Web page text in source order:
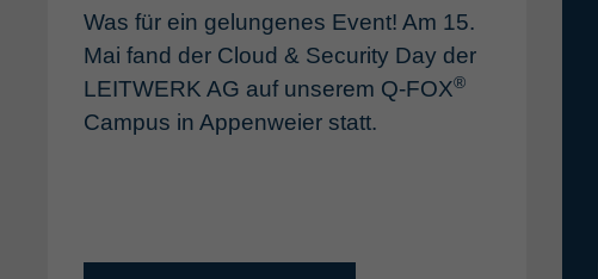
Was für ein gelungenes Event! Am 15.
Mai fand der Cloud & Security Day der
LEITWERK AG auf unserem Q-FOX®
Campus in Appenweier statt.